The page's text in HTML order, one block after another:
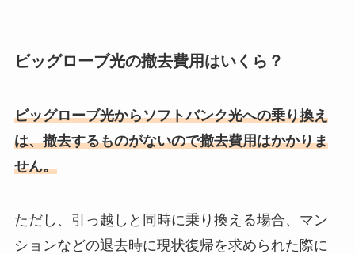
ビッグローブ光の撤去費用はいくら？
ビッグローブ光からソフトバンク光への乗り換え
は、撤去するものがないので撤去費用はかかりま
せん。
ただし、引っ越しと同時に乗り換える場合、マン
ションなどの退去時に現状復帰を求められた際に